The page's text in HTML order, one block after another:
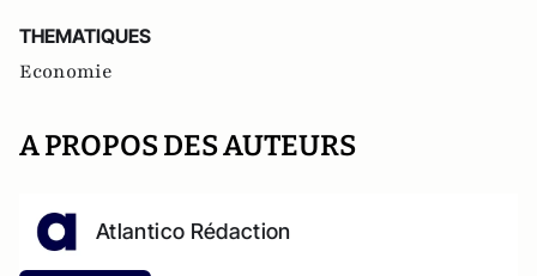
THEMATIQUES
Economie
A PROPOS DES AUTEURS
Atlantico Rédaction